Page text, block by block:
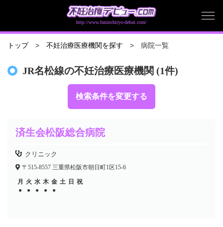
http://www.funinchiryo-debut.com/
トップ 不妊治療医療機関を探す 病院一覧
JR名松線の不妊治療医療機関 (1件)
検索条件を変更する
済生会松阪総合病院
クリニック
〒515-8557 三重県松阪市朝日町1区15-6
月 火 水 木 金 土 日 祝
●
● ● ● ●